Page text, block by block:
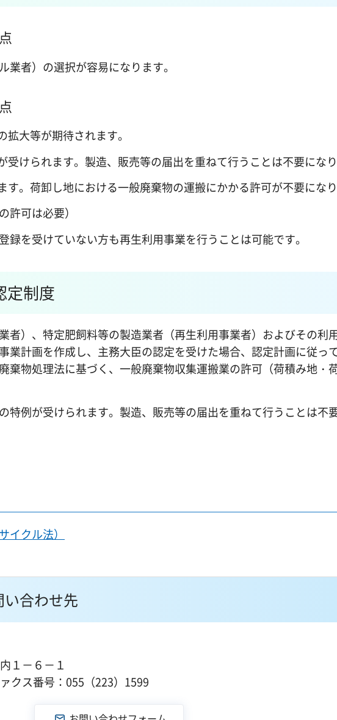
者）の選択が容易になります。
大等が期待されます。
受けられます。製造、販売等の届出を重ねて行うことは不要にな
す。荷卸し地における一般廃棄物の運搬にかかる許可が不要にな
可は必要）
を受けていない方も再生利用事業を行うことは可能です。
定制度
者）、特定肥飼料等の製造業者（再生利用事業者）およびその利
業計画を作成し、主務大臣の認定を受けた場合、認定計画に従っ
棄物処理法に基づく、一般廃棄物収集運搬業の許可（荷積み地・
特例が受けられます。製造、販売等の届出を重ねて行うことは不
イクル法）
合わせ先
１－６－１
クス番号：055（223）1599